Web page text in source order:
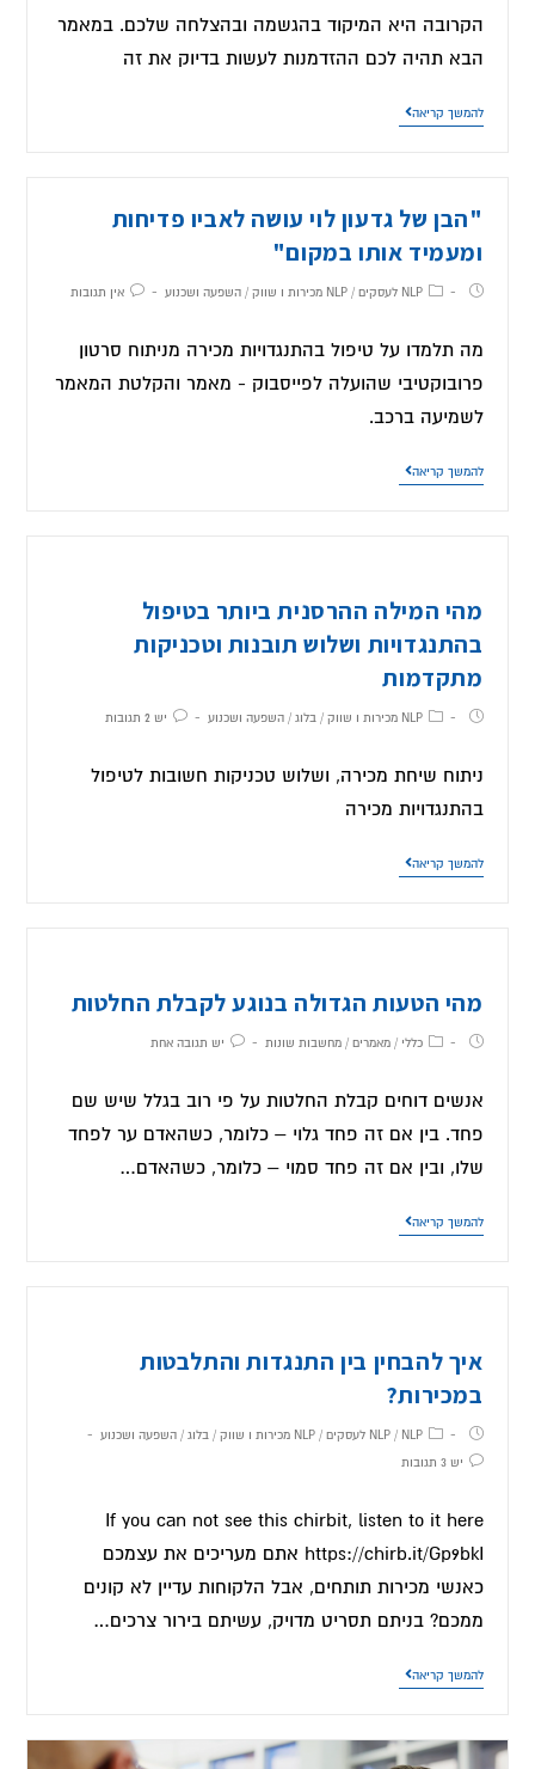
הקרובה היא המיקוד בהגשמה ובהצלחה שלכם. במאמר
הבא תהיה לכם ההזדמנות לעשות בדיוק את זה
להמשך קריאה
"הבן של גדעון לוי עושה לאביו פדיחות
ומעמיד אותו במקום"
NLP לעסקים /NLP מכירות ו שווק /השפעה ושכנוע אין תגובות
מה תלמדו על טיפול בהתנגדויות מכירה מניתוח סרטון
פרובוקטיבי שהועלה לפייסבוק - מאמר והקלטת המאמר
לשמיעה ברכב.
להמשך קריאה
מהי המילה ההרסנית ביותר בטיפול
בהתנגדויות ושלוש תובנות וטכניקות
מתקדמות
NLP מכירות ו שווק /בלוג /השפעה ושכנוע יש 2 תגובות
ניתוח שיחת מכירה, ושלוש טכניקות חשובות לטיפול
בהתנגדויות מכירה
להמשך קריאה
מהי הטעות הגדולה בנוגע לקבלת החלטות
כללי /מאמרים /מחשבות שונות יש תגובה אחת
אנשים דוחים קבלת החלטות על פי רוב בגלל שיש שם
פחד. בין אם זה פחד גלוי – כלומר, כשהאדם ער לפחד
שלו, ובין אם זה פחד סמוי – כלומר, כשהאדם…
להמשך קריאה
איך להבחין בין התנגדות והתלבטות
במכירות?
NLP/ NLP לעסקים /NLP מכירות ו שווק /בלוג /השפעה ושכנוע
יש 3 תגובות
If you can not see this chirbit, listen to it here
https://chirb.it/Gp9bkI אתם מעריכים את עצמכם
כאנשי מכירות תותחים, אבל הלקוחות עדיין לא קונים
ממכם? בניתם תסריט מדויק, עשיתם בירור צרכים…
להמשך קריאה